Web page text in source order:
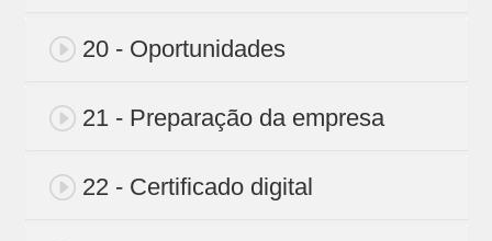
20 - Oportunidades
21 - Preparação da empresa
22 - Certificado digital